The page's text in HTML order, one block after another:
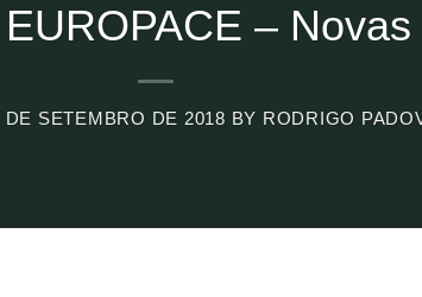
–
DE SETEMBRO DE 2018 BY RODRIGO